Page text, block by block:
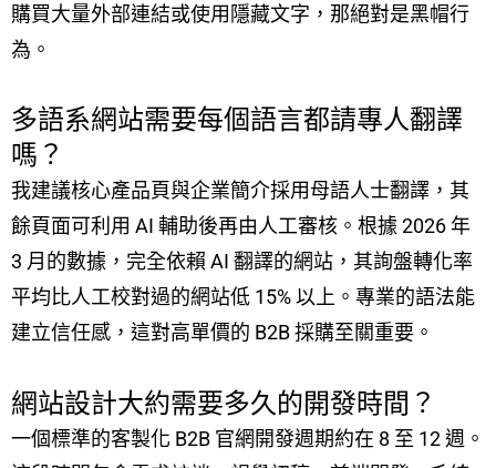
購買大量外部連結或使用隱藏文字，那絕對是黑帽行
為。
多語系網站需要每個語言都請專人翻譯
嗎？
我建議核心產品頁與企業簡介採用母語人士翻譯，其
餘頁面可利用 AI 輔助後再由人工審核。根據 2026 年
3 月的數據，完全依賴 AI 翻譯的網站，其詢盤轉化率
平均比人工校對過的網站低 15% 以上。專業的語法能
建立信任感，這對高單價的 B2B 採購至關重要。
網站設計大約需要多久的開發時間？
一個標準的客製化 B2B 官網開發週期約在 8 至 12 週。